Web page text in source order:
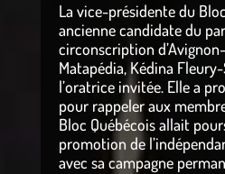
La vice-présidente du
ancienne candidate du
circonscription
Matapédia, Kédina
l’oratrice invitée. Elle a
pour rappeler aux
Bloc Québécois allait
promotion de
avec sa campagne